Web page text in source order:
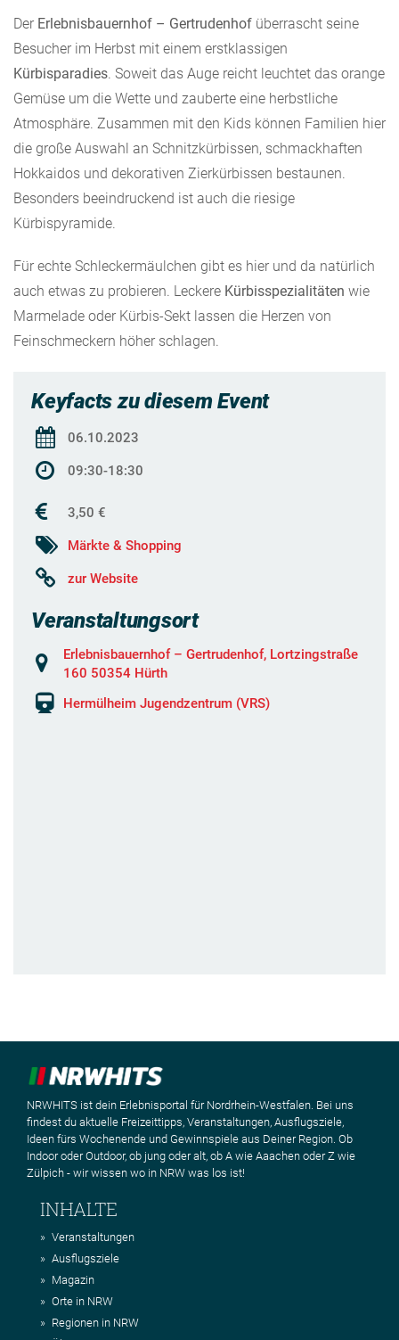
Der Erlebnisbauernhof – Gertrudenhof überrascht seine
Besucher im Herbst mit einem erstklassigen
Kürbisparadies . Soweit das Auge reicht leuchtet das orange
Gemüse um die Wette und zauberte eine herbstliche
Atmosphäre. Zusammen mit den Kids können Familien hier
die große Auswahl an Schnitzkürbissen, schmackhaften
Hokkaidos und dekorativen Zierkürbissen bestaunen.
Besonders beeindruckend ist auch die riesige
Kürbispyramide.
Für echte Schleckermäulchen gibt es hier und da natürlich
auch etwas zu probieren. Leckere Kürbisspezialitäten wie
Marmelade oder Kürbis-Sekt lassen die Herzen von
Feinschmeckern höher schlagen.
Keyfacts zu diesem Event
06.10.2023
09:30-18:30
3,50 €
Märkte & Shopping
zur Website
Veranstaltungsort
Erlebnisbauernhof – Gertrudenhof, Lortzingstraße
160 50354 Hürth
Hermülheim Jugendzentrum (VRS)
NRWHITS ist dein Erlebnisportal für Nordrhein-Westfalen. Bei uns
findest du aktuelle Freizeittipps, Veranstaltungen, Ausflugsziele,
Ideen fürs Wochenende und Gewinnspiele aus Deiner Region. Ob
Indoor oder Outdoor, ob jung oder alt, ob A wie Aaachen oder Z wie
Zülpich - wir wissen wo in NRW was los ist!
INHALTE
Veranstaltungen
Ausflugsziele
Magazin
Orte in NRW
Regionen in NRW